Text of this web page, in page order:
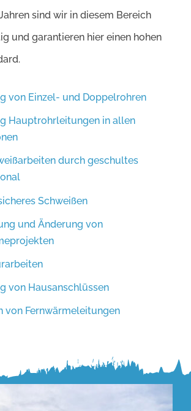
sind wir in diesem Bereich
und garantieren hier einen hohen
von Einzel- und Doppelrohren
Hauptrohrleitungen in allen
durch geschultes
Schweißen
und Änderung von
von Hausanschlüssen
von Fernwärmeleitungen